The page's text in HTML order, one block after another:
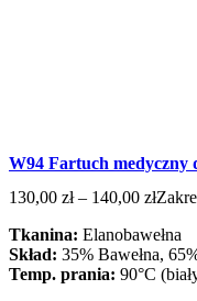
W94 Fartuch medyczny
130,00 zł – 140,00 zł
Tkanina: Elanobawełna
Skład: 35% Bawełna,
Temp. prania: 90°C